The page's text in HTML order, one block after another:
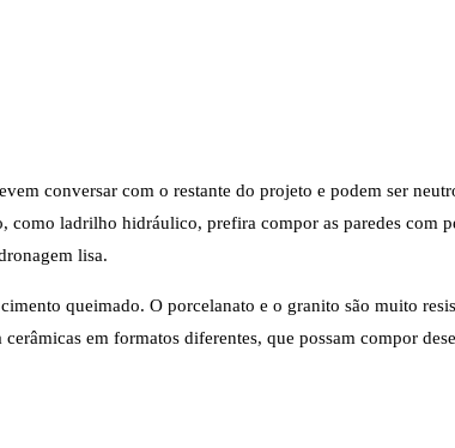
conversar com o restante do projeto e podem ser
ladrilho hidráulico, prefira compor as paredes com
lisa.
queimado. O porcelanato e o granito são muito
em formatos diferentes, que possam compor